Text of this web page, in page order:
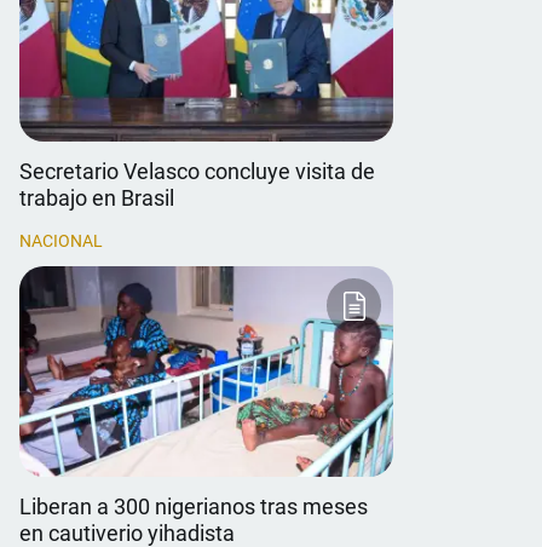
Secretario Velasco concluye visita de
trabajo en Brasil
NACIONAL
Liberan a 300 nigerianos tras meses
en cautiverio yihadista